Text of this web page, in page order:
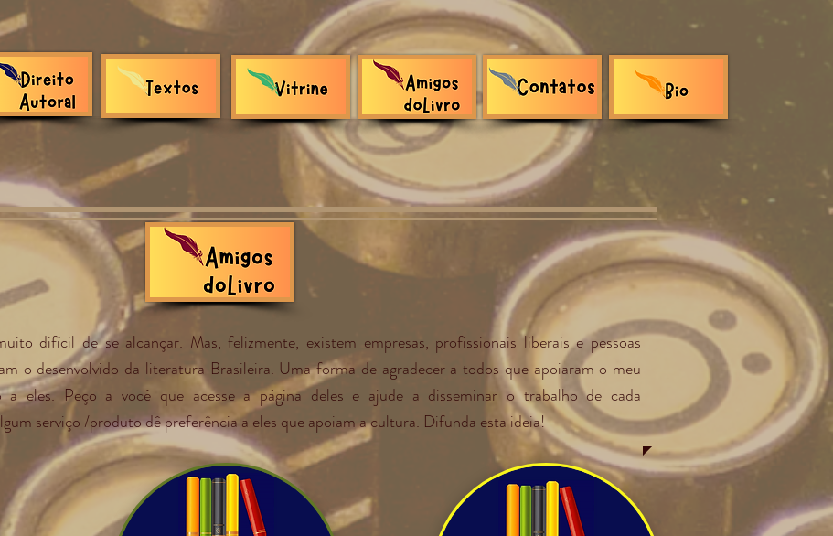
difícil de se alcançar. Mas, felizmente, existem empresas, profissionais liberais e pessoas
o desenvolvido da literatura Brasileira. Uma forma de agradecer a todos que apoiaram o meu
a eles. Peço a você que acesse a página deles e ajude a disseminar o trabalho de cada
serviço /produto dê preferência a eles que apoiam a cultura. Difunda esta ideia!